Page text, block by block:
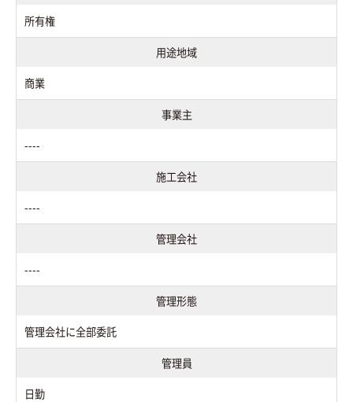
所有権
用途地域
商業
事業主
----
施工会社
----
管理会社
----
管理形態
管理会社に全部委託
管理員
日勤